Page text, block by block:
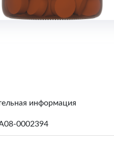
информация
0002394